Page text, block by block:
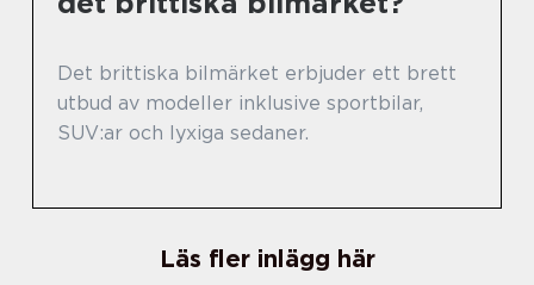
Det brittiska bilmärket erbjuder ett brett
utbud av modeller inklusive sportbilar,
SUV:ar och lyxiga sedaner.
Läs fler inlägg här